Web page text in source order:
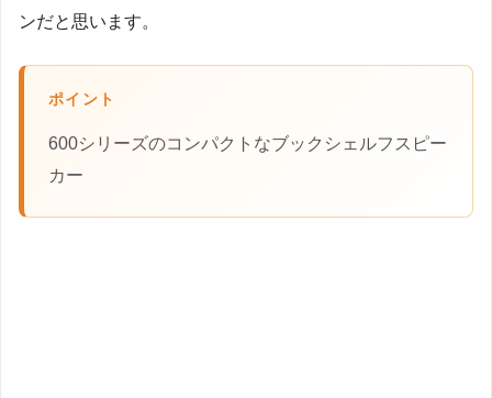
ンだと思います。
ポイント
600シリーズのコンパクトなブックシェルフスピー
カー